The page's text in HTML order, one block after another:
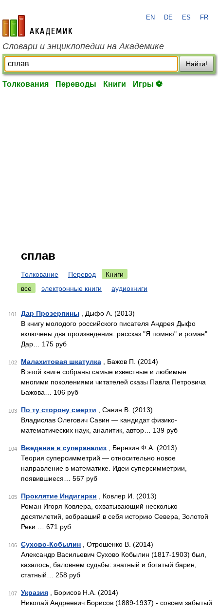
academic.ru
EN DE ES FR
Словари и энциклопедии на Академике
Найти!
Толкования Переводы Книги Игры ⚽
сплав
Толкование Перевод
Книги
все
электронные книги аудиокниги
101 Дар Прозерпины , Дыфо А. (2013)
В книгу молодого российского писателя Андрея Дыфо
включены два произведения: рассказ "Я помню" и роман"
Дар… 175 руб
102 Малахитовая шкатулка , Бажов П. (2014)
В этой книге собраны самые известные и любимые
многими поколениями читателей сказы Павла Петровича
Бажова… 106 руб
103 По ту сторону смерти , Савин В. (2013)
Владислав Олегович Савин — кандидат физико-
математических наук, аналитик, автор… 139 руб
104 Введение в суперанализ , Березин Ф.А. (2013)
Теория суперсимметрий — относительно новое
направление в математике. Идеи суперсимметрии,
появившиеся… 567 руб
105 Проклятие Индигирки , Ковлер И. (2013)
Роман Игоря Ковлера, охватывающий несколько
десятилетий, вобравший в себя историю Севера, Золотой
Реки … 671 руб
106 Сухово-Кобылин , Отрошенко В. (2014)
Александр Васильевич Сухово Кобылин (1817-1903) был,
казалось, баловнем судьбы: знатный и богатый барин,
статный… 258 руб
107 Укразия , Борисов Н.А. (2014)
Николай Андреевич Борисов (1889-1937) - совсем забытый